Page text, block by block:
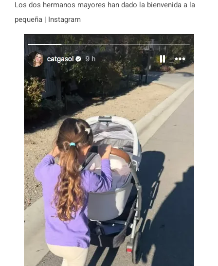
Los dos hermanos mayores han dado la bienvenida a la
pequeña | Instagram